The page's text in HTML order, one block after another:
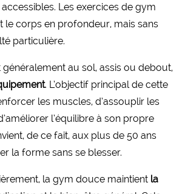
Les exercices de gym
le corps en profondeur, mais sans
particulière.
généralement au sol, assis ou debout,
. L’objectif principal de cette
les muscles, d’assouplir les
l’équilibre à son propre
de ce fait, aux plus de 50 ans
la forme sans se blesser.
la gym douce maintient la